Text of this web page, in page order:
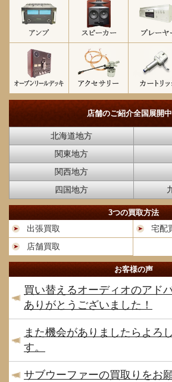
店舗のご紹介全国展開中
北海道地方
関東地方
関西地方
四国地方
3つの買取方法
出張買取
宅配
店舗買取
お客様の声
買い替えるオーディオのアド
ありがとうございました！
また機会がありましたらよろ
す。
サブウーファーの買取りをお